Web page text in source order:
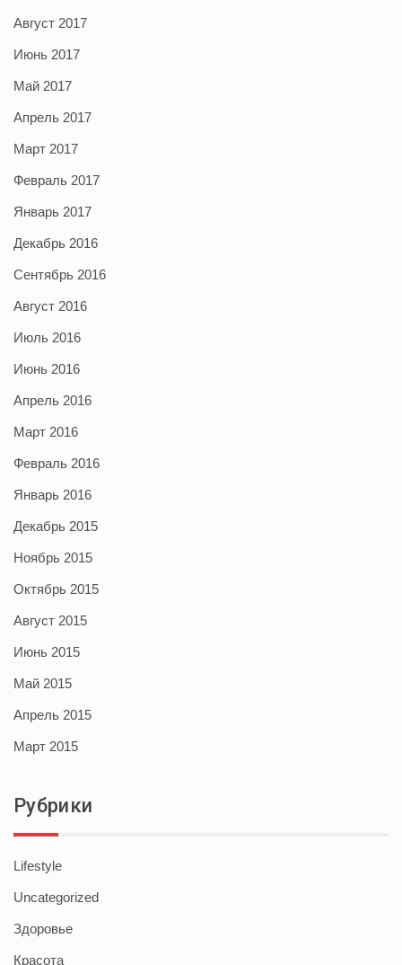
Август 2017
Июнь 2017
Май 2017
Апрель 2017
Март 2017
Февраль 2017
Январь 2017
Декабрь 2016
Сентябрь 2016
Август 2016
Июль 2016
Июнь 2016
Апрель 2016
Март 2016
Февраль 2016
Январь 2016
Декабрь 2015
Ноябрь 2015
Октябрь 2015
Август 2015
Июнь 2015
Май 2015
Апрель 2015
Март 2015
Рубрики
Lifestyle
Uncategorized
Здоровье
Красота